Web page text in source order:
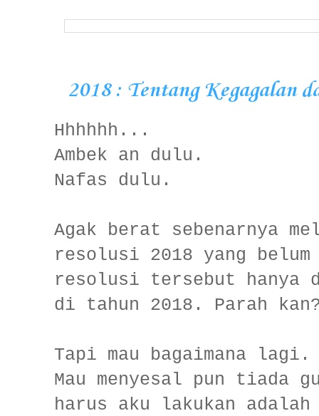
2018 : Tentang Kegagalan
Hhhhhh...
Ambek an dulu.
Nafas dulu.
Agak berat sebenarnya
resolusi 2018 yang
resolusi tersebut hanya
di tahun 2018. Parah
Tapi mau bagaimana
Mau menyesal pun tiada
harus aku lakukan